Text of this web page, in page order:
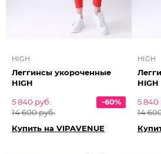
HIGH
Леггинсы укороченные
HIGH
5 840 руб.
14 600 руб.
-60%
Купить на VIPAVENUE
HIGH
HIGH
5 840
14